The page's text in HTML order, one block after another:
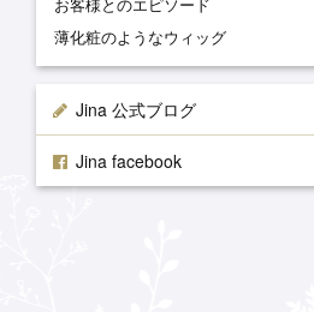
薄化粧のようなウィッグ
Jina 公式ブログ
Jina facebook